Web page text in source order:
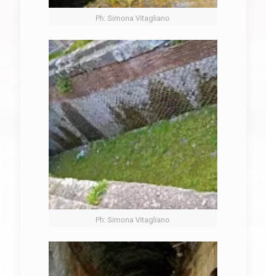
Ph: Simona Vitagliano
Ph: Simona Vitagliano